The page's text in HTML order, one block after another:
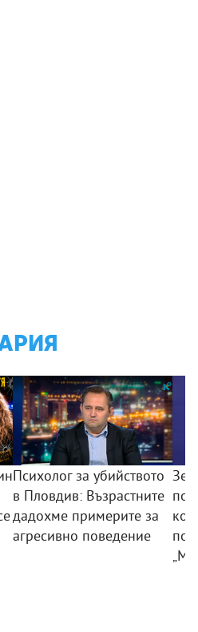
Психолог за убийството
в Пловдив: Възрастните
дадохме примерите за
агресивно поведение